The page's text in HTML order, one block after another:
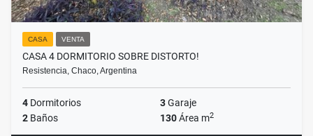
CASA VENTA
CASA 4 DORMITORIO SOBRE DISTORTO!
Resistencia, Chaco, Argentina
4 Dormitorios 3Garaje
2 Baños 130Área m2